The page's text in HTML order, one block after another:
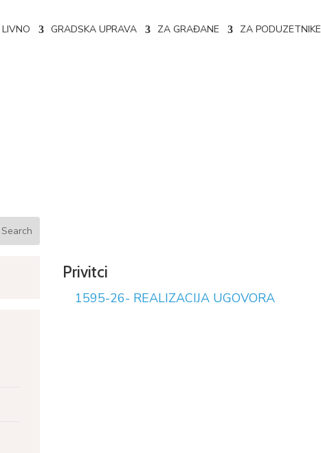
GRADSKA UPRAVA ZA GRAĐANE ZA PODUZETNIKE
Privitci
1595-26- REALIZACIJA UGOVORA